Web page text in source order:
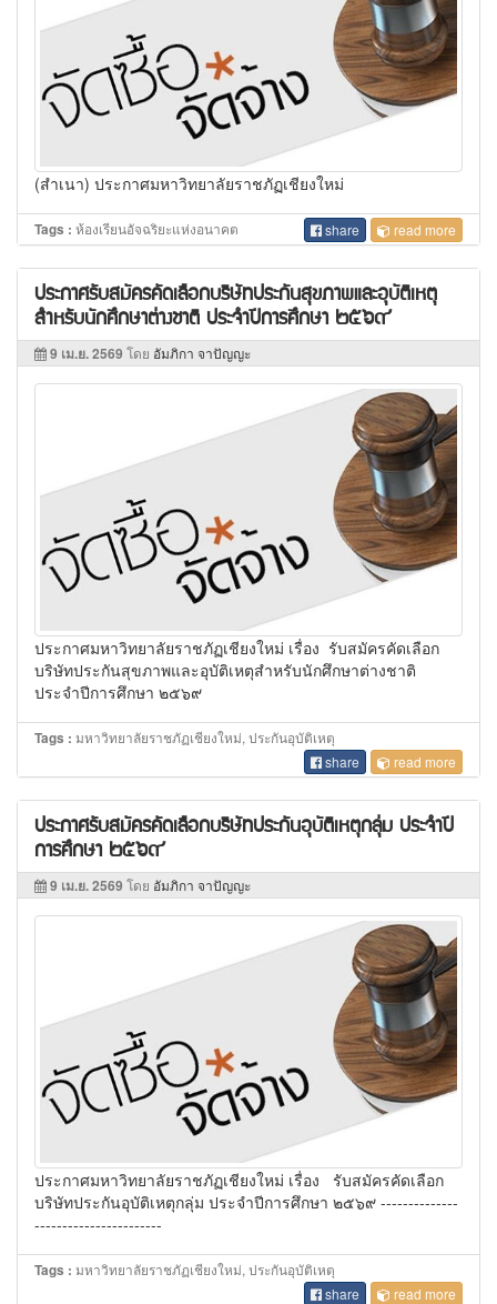
(สำเนา) ประกาศมหาวิทยาลัยราชภัฏเชียงใหม่
Tags : ห้องเรียนอัจฉริยะแห่งอนาคต share read more
ประกาศรับสมัครคัดเลือกบริษัทประกันสุขภาพและอุบัติเหตุ
สำหรับนักศึกษาต่างชาติ ประจำปีการศึกษา ๒๕๖๙
9 เม.ย. 2569 โดย อัมภิกา จาปัญญะ
ประกาศมหาวิทยาลัยราชภัฏเชียงใหม่ เรื่อง รับสมัครคัดเลือก
บริษัทประกันสุขภาพและอุบัติเหตุสำหรับนักศึกษาต่างชาติ
ประจำปีการศึกษา ๒๕๖๙
Tags : มหาวิทยาลัยราชภัฏเชียงใหม่, ประกันอุบัติเหตุ
share
read more
ประกาศรับสมัครคัดเลือกบริษัทประกันอุบัติเหตุกลุ่ม ประจำปี
การศึกษา ๒๕๖๙
9 เม.ย. 2569 โดย อัมภิกา จาปัญญะ
ประกาศมหาวิทยาลัยราชภัฏเชียงใหม่ เรื่อง รับสมัครคัดเลือก
บริษัทประกันอุบัติเหตุกลุ่ม ประจำปีการศึกษา ๒๕๖๙ --------------
-----------------------
Tags : มหาวิทยาลัยราชภัฏเชียงใหม่, ประกันอุบัติเหตุ
share
read more